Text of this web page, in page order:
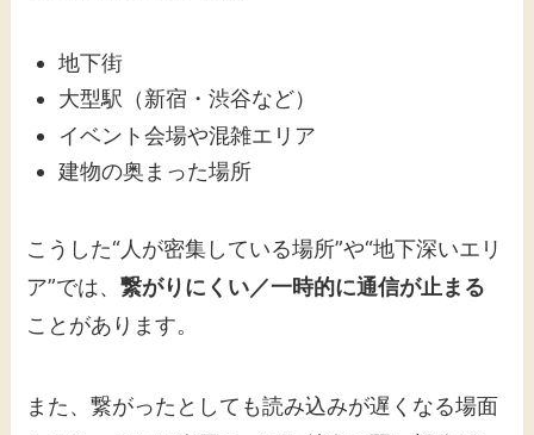
地下街
大型駅（新宿・渋谷など）
イベント会場や混雑エリア
建物の奥まった場所
こうした“人が密集している場所”や“地下深いエリ
ア”では、繋がりにくい／一時的に通信が止まる
ことがあります。
また、繋がったとしても読み込みが遅くなる場面